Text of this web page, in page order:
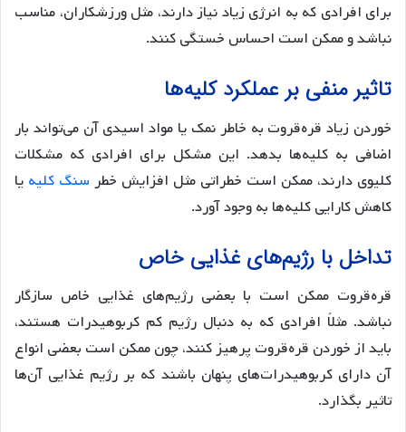
برای افرادی که به انرژی زیاد نیاز دارند، مثل ورزشکاران، مناسب
نباشد و ممکن است احساس خستگی کنند.
تاثیر منفی بر عملکرد کلیه‌ها
خوردن زیاد قره‌قروت به خاطر نمک یا مواد اسیدی آن می‌تواند بار
اضافی به کلیه‌ها بدهد. این مشکل برای افرادی که مشکلات
کلیوی دارند، ممکن است خطراتی مثل افزایش خطر سنگ کلیه یا
کاهش کارایی کلیه‌ها به وجود آورد.
تداخل با رژیم‌های غذایی خاص
قره‌قروت ممکن است با بعضی رژیم‌های غذایی خاص سازگار
نباشد. مثلاً افرادی که به دنبال رژیم کم کربوهیدرات هستند،
باید از خوردن قره‌قروت پرهیز کنند، چون ممکن است بعضی انواع
آن دارای کربوهیدرات‌های پنهان باشند که بر رژیم غذایی آن‌ها
تاثیر بگذارد.